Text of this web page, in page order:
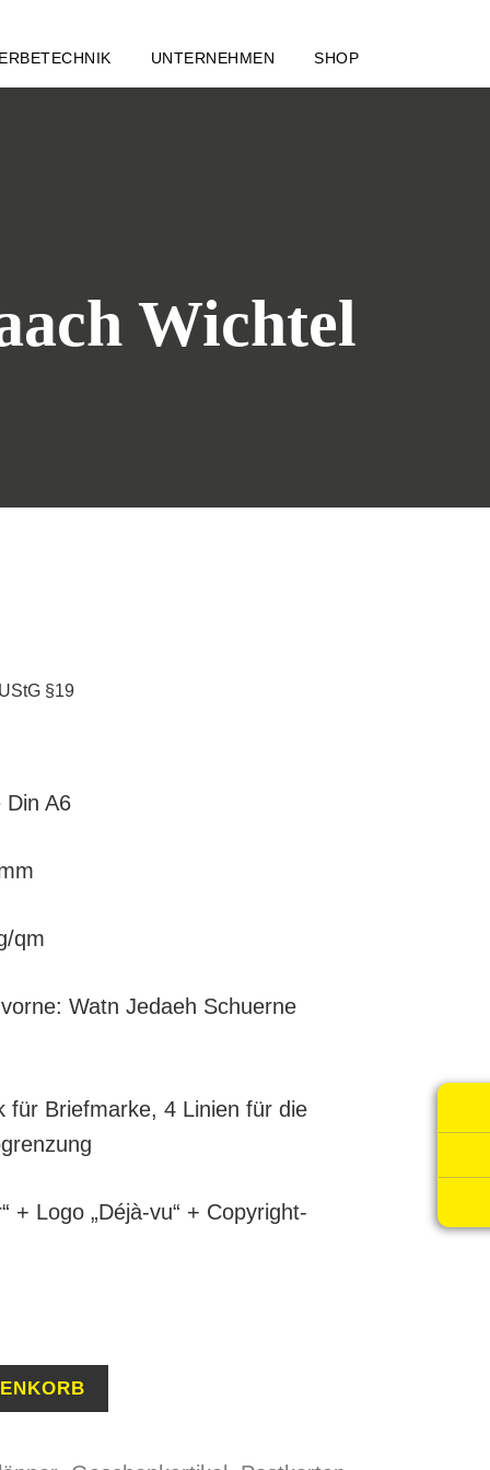
UNTERNEHMEN SHOP
Wichtel
§19
Din A6
qm
Watn Jedaeh Schuerne
für Briefmarke, 4 Linien für die
+ Logo „Déjà-vu“ + Copyright-